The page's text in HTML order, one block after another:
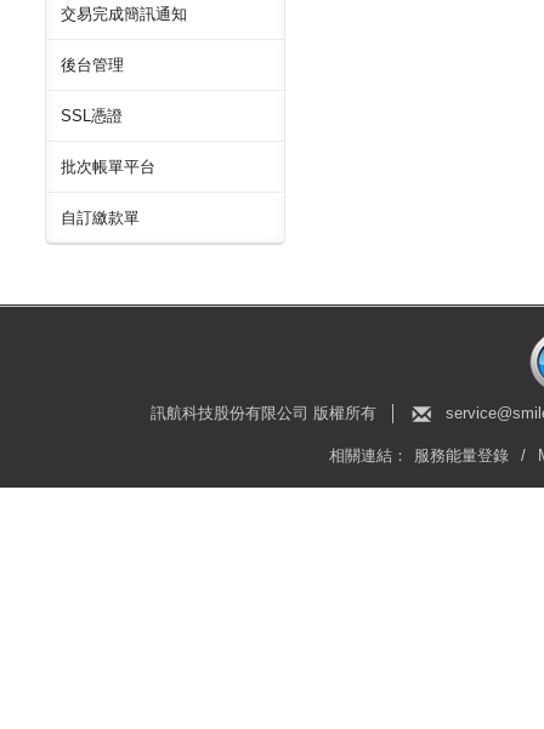
交易完成簡訊通知
後台管理
SSL憑證
批次帳單平台
自訂繳款單
訊航科技股份有限公司 版權所有
/
服務能量登錄
相關連結：